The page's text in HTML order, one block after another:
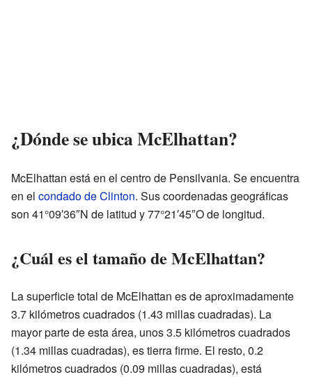
¿Dónde se ubica McElhattan?
McElhattan está en el centro de Pensilvania. Se encuentra
en el condado de Clinton. Sus coordenadas geográficas
son 41°09′36″N de latitud y 77°21′45″O de longitud.
¿Cuál es el tamaño de McElhattan?
La superficie total de McElhattan es de aproximadamente
3.7 kilómetros cuadrados (1.43 millas cuadradas). La
mayor parte de esta área, unos 3.5 kilómetros cuadrados
(1.34 millas cuadradas), es tierra firme. El resto, 0.2
kilómetros cuadrados (0.09 millas cuadradas), está